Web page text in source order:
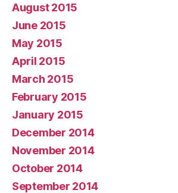
August 2015
June 2015
May 2015
April 2015
March 2015
February 2015
January 2015
December 2014
November 2014
October 2014
September 2014